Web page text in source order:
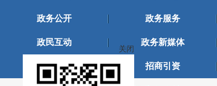
政务公开 政务服务
政民互动 政务新媒体
畅游广河 招商引资
关闭